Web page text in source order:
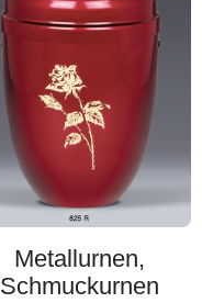
Metallurnen,
Schmuckurnen